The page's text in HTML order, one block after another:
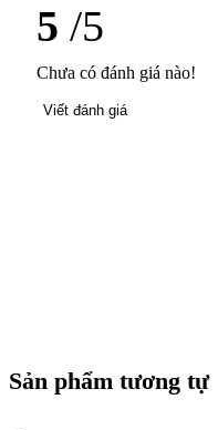
5 /5
Chưa có đánh giá nào!
Viết đánh giá
Sản phẩm tương tự